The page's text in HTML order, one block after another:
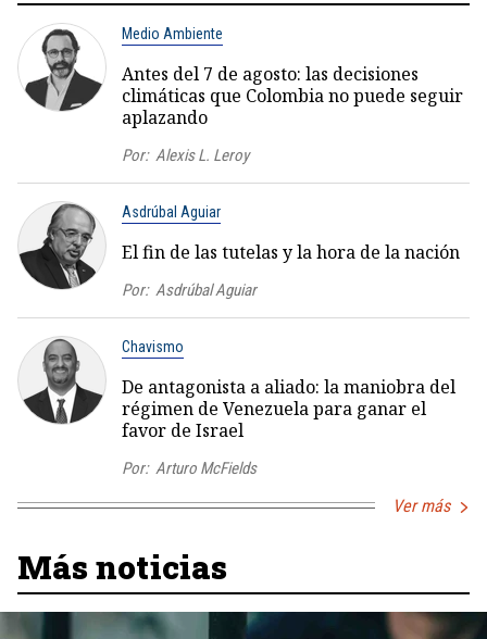
Medio Ambiente
Antes del 7 de agosto: las decisiones
climáticas que Colombia no puede seguir
aplazando
Por: Alexis L. Leroy
Asdrúbal Aguiar
El fin de las tutelas y la hora de la nación
Por: Asdrúbal Aguiar
Chavismo
De antagonista a aliado: la maniobra del
régimen de Venezuela para ganar el
favor de Israel
Por: Arturo McFields
Ver más
Más noticias